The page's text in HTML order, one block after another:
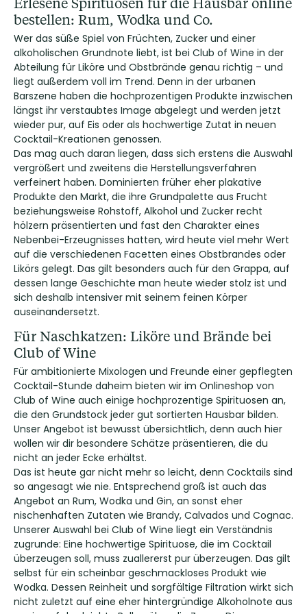
bestellen: Rum, Wodka und Co.
Wer das süße Spiel von Früchten, Zucker und einer
alkoholischen Grundnote liebt, ist bei Club of Wine in der
Abteilung für Liköre und Obstbrände genau richtig – und
liegt außerdem voll im Trend. Denn in der urbanen
Barszene haben die hochprozentigen Produkte inzwischen
längst ihr verstaubtes Image abgelegt und werden jetzt
wieder pur, auf Eis oder als hochwertige Zutat in neuen
Cocktail-Kreationen genossen.
Das mag auch daran liegen, dass sich erstens die Auswahl
vergrößert und zweitens die Herstellungsverfahren
verfeinert haben. Dominierten früher eher plakative
Produkte den Markt, die ihre Grundpalette aus Frucht
beziehungsweise Rohstoff, Alkohol und Zucker recht
hölzern präsentierten und fast den Charakter eines
Nebenbei-Erzeugnisses hatten, wird heute viel mehr Wert
auf die verschiedenen Facetten eines Obstbrandes oder
Likörs gelegt. Das gilt besonders auch für den Grappa, auf
dessen lange Geschichte man heute wieder stolz ist und
sich deshalb intensiver mit seinem feinen Körper
auseinandersetzt.
Für Naschkatzen: Liköre und Brände bei
Club of Wine
Für ambitionierte Mixologen und Freunde einer gepflegten
Cocktail-Stunde daheim bieten wir im Onlineshop von
Club of Wine auch einige hochprozentige Spirituosen an,
die den Grundstock jeder gut sortierten Hausbar bilden.
Unser Angebot ist bewusst übersichtlich, denn auch hier
wollen wir dir besondere Schätze präsentieren, die du
nicht an jeder Ecke erhältst.
Das ist heute gar nicht mehr so leicht, denn Cocktails sind
so angesagt wie nie. Entsprechend groß ist auch das
Angebot an Rum, Wodka und Gin, an sonst eher
nischenhaften Zutaten wie Brandy, Calvados und Cognac.
Unserer Auswahl bei Club of Wine liegt ein Verständnis
zugrunde: Eine hochwertige Spirituose, die im Cocktail
überzeugen soll, muss zuallererst pur überzeugen. Das gilt
selbst für ein scheinbar geschmackloses Produkt wie
Wodka. Dessen Reinheit und sorgfältige Filtration wirkt sich
nicht zuletzt auf eine eher hintergründige Alkoholnote aus